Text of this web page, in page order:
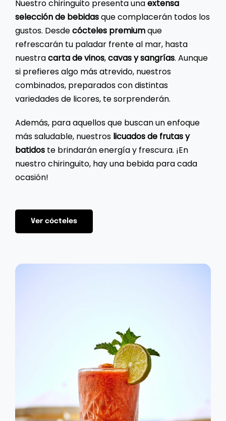
Nuestro chiringuito presenta unaextensa
selección de bebidasque complacerán todos los
gustos. Desdecócteles premiumque
refrescarán tu paladar frente al mar, hasta
nuestracarta de vinos,cavas y sangrías. Aunque
si prefieres algo más atrevido, nuestros
combinados, preparados con distintas
variedades de licores, te sorprenderán.
Además, para aquellos que buscan un enfoque
más saludable, nuestros licuados de frutas y
batidoste brindarán energía y frescura. ¡En
nuestro chiringuito, hay una bebida para cada
ocasión!
Ver cócteles